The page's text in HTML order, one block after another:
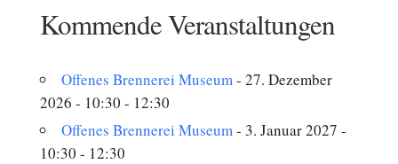
Kommende Veranstaltungen
Offenes Brennerei Museum- 27. Dezember
2026 - 10:30 - 12:30
Offenes Brennerei Museum- 3. Januar 2027 -
10:30 - 12:30